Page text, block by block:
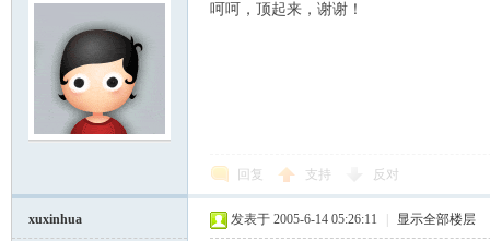
呵呵，顶起来，谢谢！
回复 支持 反对
xuxinhua 发表于 2005-6-14 05:26:11 显示全部楼层